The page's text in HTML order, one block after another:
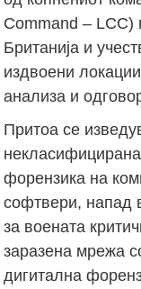
Command – LCC)
Британија и
издвоени
анализа и
Притоа се
форензика на
софтвери, напад
за воената
заразена мрежа
дигитална